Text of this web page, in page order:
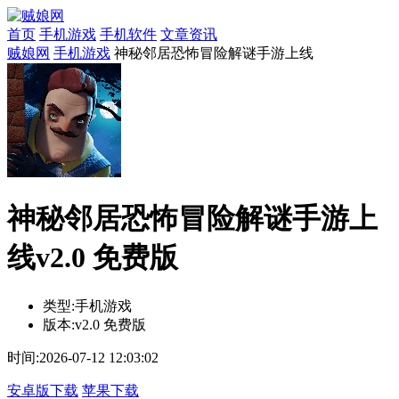
首页 手机游戏 手机软件 文章资讯
贼娘网 手机游戏 神秘邻居恐怖冒险解谜手游上线
神秘邻居恐怖冒险解谜手游上
线v2.0 免费版
类型:手机游戏
版本:v2.0 免费版
时间:2026-07-12 12:03:02
安卓版下载 苹果下载